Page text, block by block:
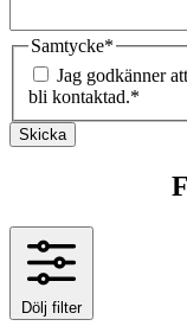
Samtycke*
Jag godkänner
bli kontaktad.*
Skicka
Dölj filter